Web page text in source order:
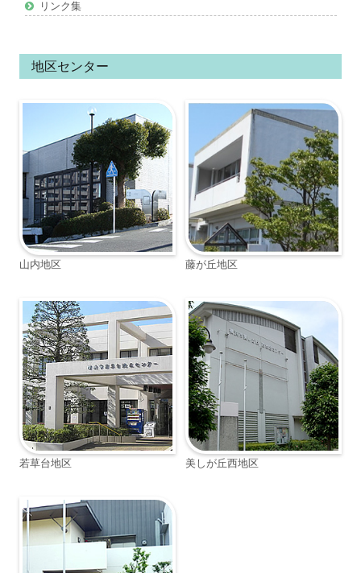
リンク集
地区センター
山内地区 藤が丘地区
若草台地区 美しが丘西地区